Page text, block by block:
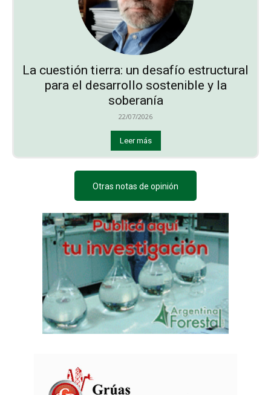
La cuestión tierra: un desafío estructural
para el desarrollo sostenible y la
soberanía
22/07/2026
Leer más
Otras notas de opinión